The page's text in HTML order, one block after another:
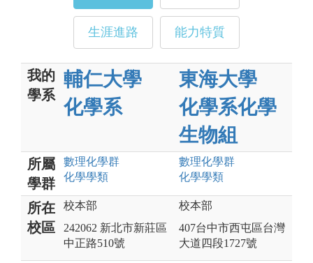
生涯進路 能力特質
我的
學系
輔仁大學
化學系
東海大學
化學系化學
生物組
所屬
學群
數理化學群
化學學類
數理化學群
化學學類
所在
校區
校本部
242062 新北市新莊區
中正路510號
校本部
407台中市西屯區台灣
大道四段1727號